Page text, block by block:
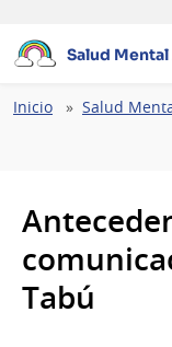
Salud
Ruta
Inicio Salud
Tabú